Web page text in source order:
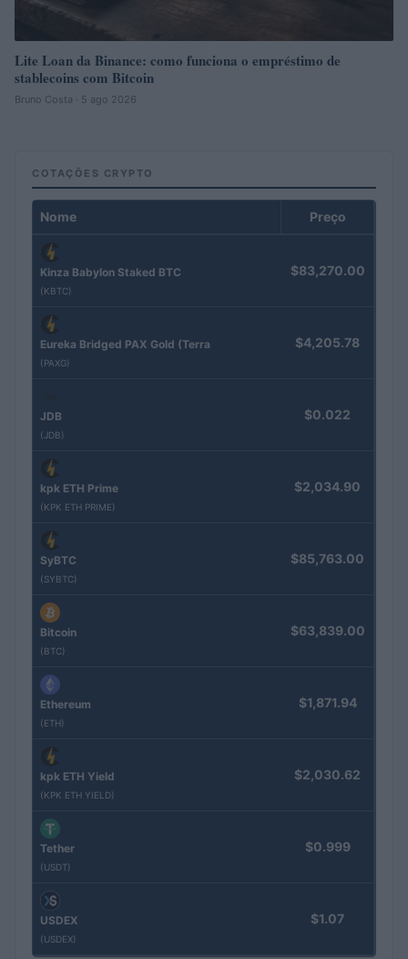
Lite Loan da Binance: como funciona o empréstimo de
stablecoins com Bitcoin
Bruno Costa · 5 ago 2026
COTAÇÕES CRYPTO
Nome Preço
Kinza Babylon Staked BTC
(KBTC)
$83,270.00
Eureka Bridged PAX Gold (Terra
(PAXG)
$4,205.78
JDB
(JDB)
$0.022
kpk ETH Prime
(KPK ETH PRIME)
$2,034.90
SyBTC
(SYBTC)
$85,763.00
Bitcoin
(BTC)
$63,839.00
Ethereum
(ETH)
$1,871.94
kpk ETH Yield
(KPK ETH YIELD)
$2,030.62
Tether
(USDT)
$0.999
USDEX
(USDEX)
$1.07